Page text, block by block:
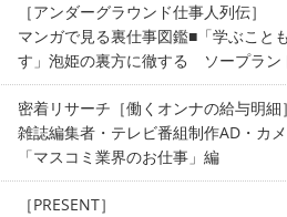
［アンダーグラウンド仕事人列伝］
マンガで見る裏仕事図鑑■「学ぶこと
す」泡姫の裏方に徹する ソープラン
密着リサーチ［働くオンナの給与明細
雑誌編集者・テレビ番組制作AD・カ
「マスコミ業界のお仕事」編
［PRESENT］